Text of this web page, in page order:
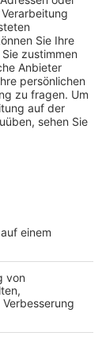
laufen
sie auch
Einsatz
der
für
Stellen